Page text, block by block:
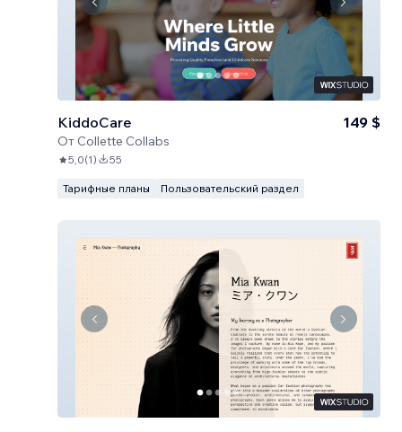
KiddoCare
От Collette Collabs
149 $
5,0(1) 55
Тарифные планы Пользовательский раздел